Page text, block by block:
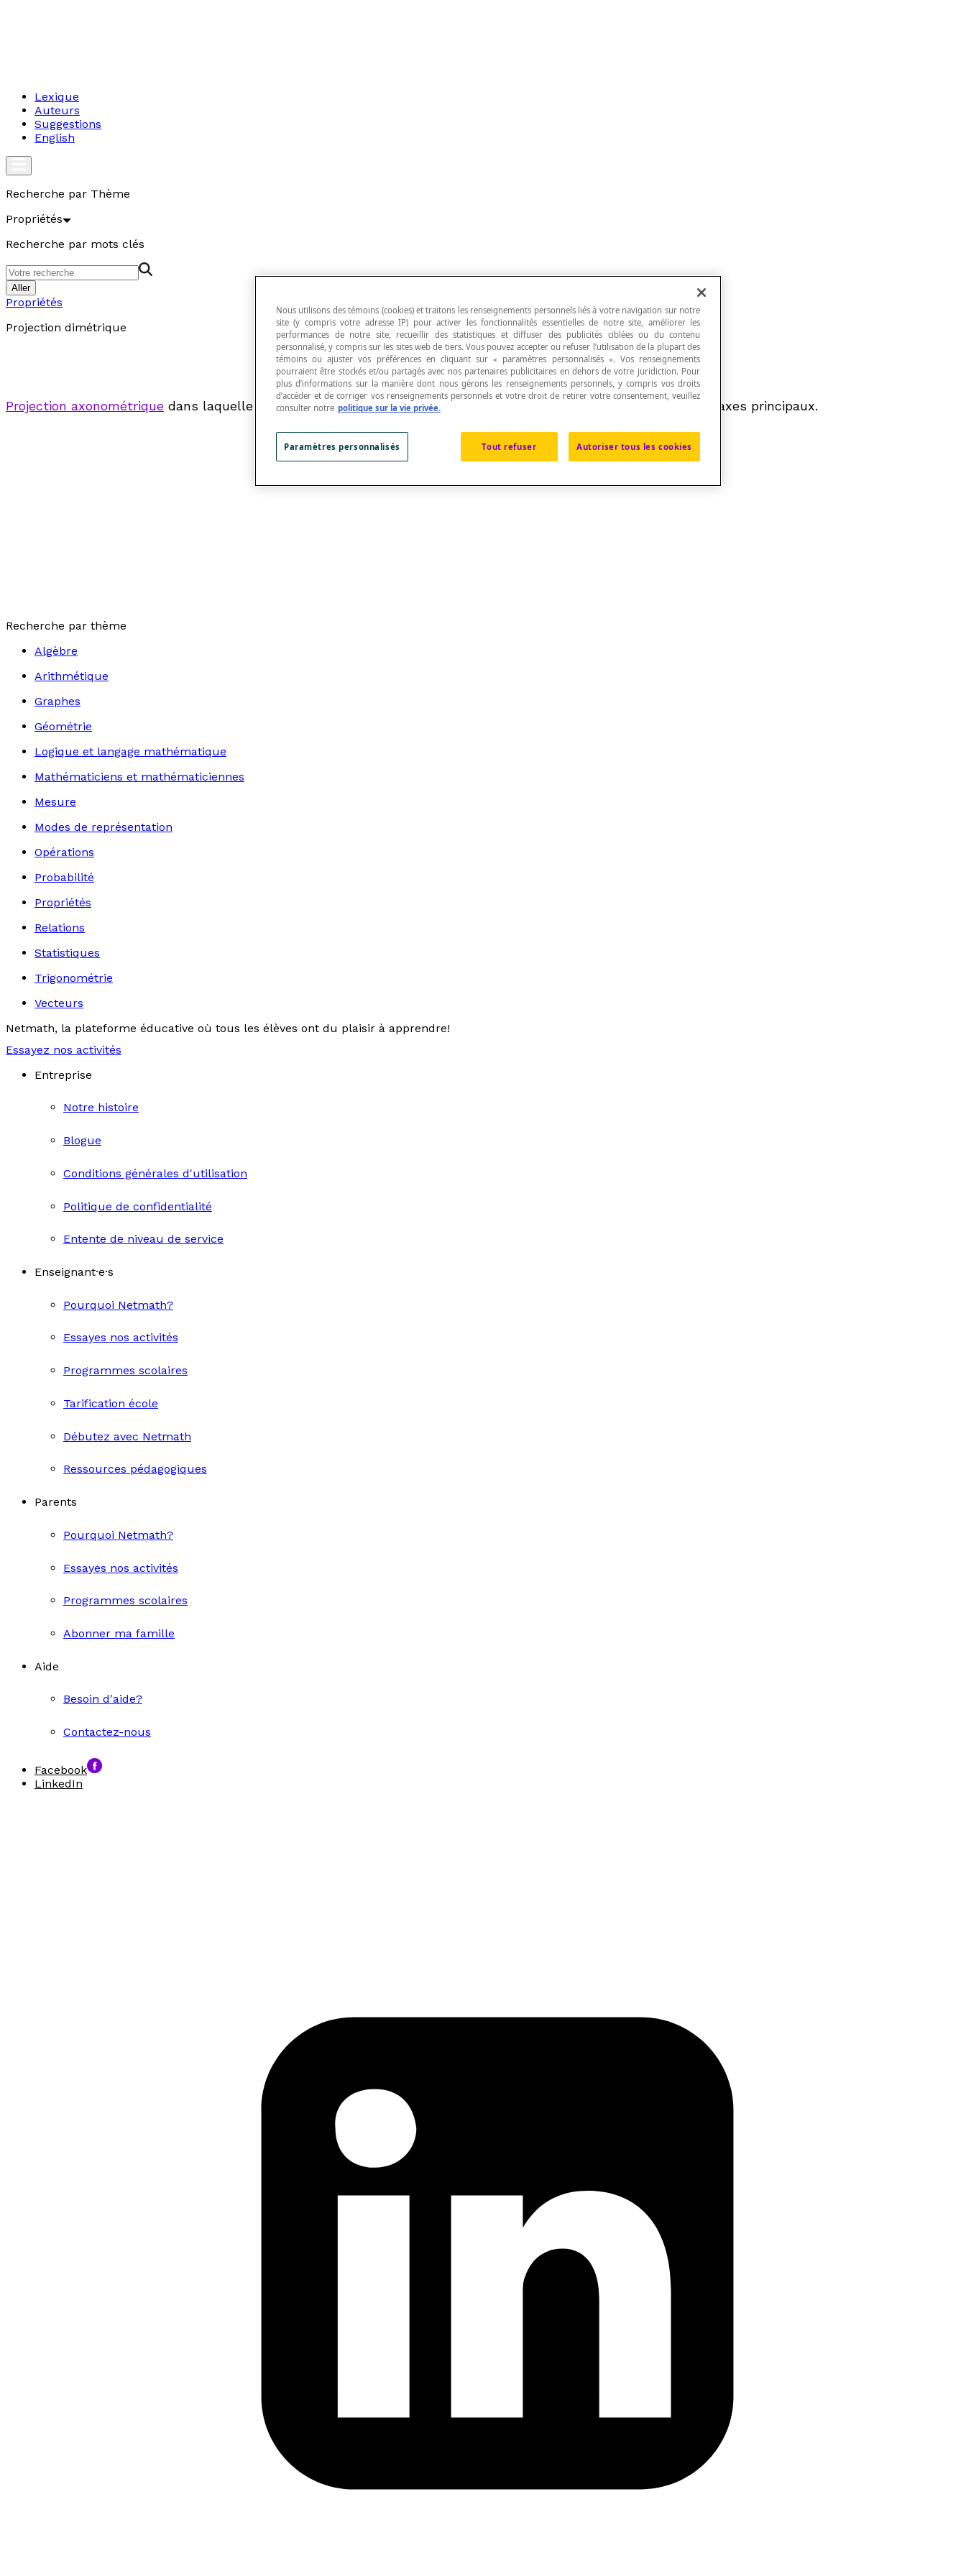
Lexique
Auteurs
Suggestions
English
Recherche par Thème
Propriétés
Recherche par mots clés
Aller
Propriétés
Projection dimétrique
Projection axonométrique dans laquelle la direction de la projection fait un angle isométrique avec deux des trois axes principaux.
Recherche par thème
Algèbre
Arithmétique
Graphes
Géométrie
Logique et langage mathématique
Mathématiciens et mathématiciennes
Mesure
Modes de représentation
Opérations
Probabilité
Propriétés
Relations
Statistiques
Trigonométrie
Vecteurs
Netmath, la plateforme éducative où tous les élèves ont du plaisir à apprendre!
Essayez nos activités
Entreprise
Notre histoire
Blogue
Conditions générales d'utilisation
Politique de confidentialité
Entente de niveau de service
Enseignant·e·s
Pourquoi Netmath?
Essayes nos activités
Programmes scolaires
Tarification école
Débutez avec Netmath
Ressources pédagogiques
Parents
Pourquoi Netmath?
Essayes nos activités
Programmes scolaires
Abonner ma famille
Aide
Besoin d'aide?
Contactez-nous
Facebook
LinkedIn
Nous utilisons des témoins (cookies) et traitons les renseignements personnels liés à votre navigation sur notre
site (y compris votre adresse IP) pour activer les fonctionnalités essentielles de notre site, améliorer les
performances de notre site, recueillir des statistiques et diffuser des publicités ciblées ou du contenu
personnalisé, y compris sur les sites web de tiers. Vous pouvez accepter ou refuser l’utilisation de la plupart des
témoins ou ajuster vos préférences en cliquant sur « paramètres personnalisés ». Vos renseignements
pourraient être stockés et/ou partagés avec nos partenaires publicitaires en dehors de votre juridiction. Pour
plus d’informations sur la manière dont nous gérons les renseignements personnels, y compris vos droits
d’accéder et de corriger vos renseignements personnels et votre droit de retirer votre consentement, veuillez
consulter notre politique sur la vie privée.
Tout refuser Autoriser tous les cookies
Paramètres personnalisés